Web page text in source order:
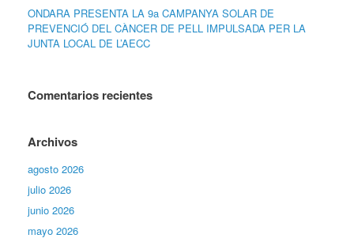
ONDARA PRESENTA LA 9a CAMPANYA SOLAR DE
PREVENCIÓ DEL CÀNCER DE PELL IMPULSADA PER LA
JUNTA LOCAL DE L’AECC
Comentarios recientes
Archivos
agosto 2026
julio 2026
junio 2026
mayo 2026